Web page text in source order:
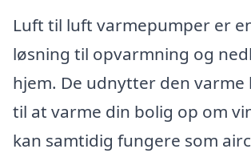
Luft til luft varmepumper er
løsning til opvarmning og
hjem. De udnytter den
til at varme din bolig op om
kan samtidig fungere som